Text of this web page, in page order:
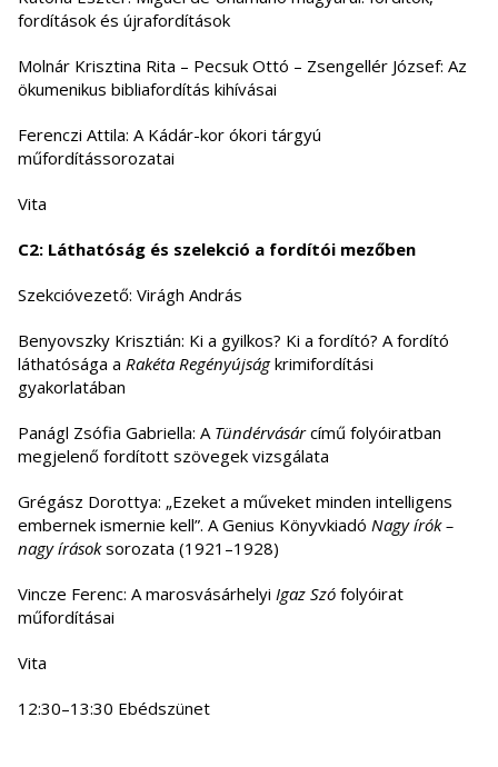
fordítások és újrafordítások
Molnár Krisztina Rita – Pecsuk Ottó – Zsengellér József: Az
ökumenikus bibliafordítás kihívásai
Ferenczi Attila: A Kádár-kor ókori tárgyú
műfordítássorozatai
Vita
C2: Láthatóság és szelekció a fordítói mezőben
Szekcióvezető: Virágh András
Benyovszky Krisztián: Ki a gyilkos? Ki a fordító? A fordító
láthatósága a Rakéta Regényújságkrimifordítási
gyakorlatában
Panágl Zsófia Gabriella: A Tündérvásárcímű folyóiratban
megjelenő fordított szövegek vizsgálata
Grégász Dorottya: „Ezeket a műveket minden intelligens
embernek ismernie kell”. A Genius Könyvkiadó Nagy írók –
nagy írásoksorozata (1921–1928)
Vincze Ferenc: A marosvásárhelyi Igaz Szó folyóirat
műfordításai
Vita
12:30–13:30 Ebédszünet